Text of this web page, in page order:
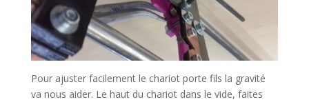
Pour ajuster facilement le chariot porte fils la gravité
va nous aider. Le haut du chariot dans le vide, faites